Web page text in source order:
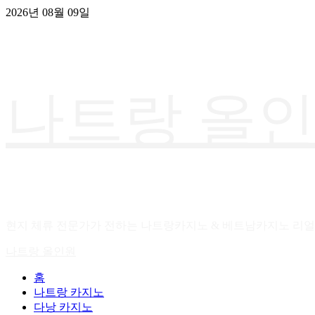
콘
2026년 08월 09일
홈
나트랑 카지노
다낭 카지노